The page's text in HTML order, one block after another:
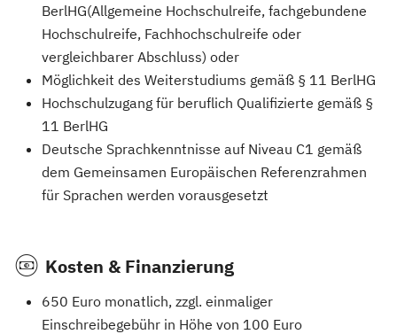
BerlHG(Allgemeine Hochschulreife, fachgebundene
Hochschulreife, Fachhochschulreife oder
vergleichbarer Abschluss) oder
Möglichkeit des Weiterstudiums gemäß § 11 BerlHG
Hochschulzugang für beruflich Qualifizierte gemäß §
11 BerlHG
Deutsche Sprachkenntnisse auf Niveau C1 gemäß
dem Gemeinsamen Europäischen Referenzrahmen
für Sprachen werden vorausgesetzt
Kosten & Finanzierung
650 Euro monatlich, zzgl. einmaliger
Einschreibegebühr in Höhe von 100 Euro